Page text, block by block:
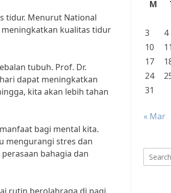
tidur. Menurut National
kualitas tidur
tubuh. Prof. Dr.
dapat meningkatkan
kita akan lebih tahan
bagi mental kita.
mengurangi stres dan
bahagia dan
M
3
4
10
11
17
24
31
« Mar
Search
for: